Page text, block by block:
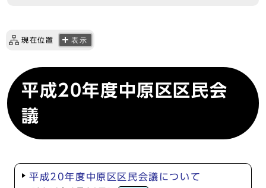
現在位置 表示
平成20年度中原区区民会
議
平成20年度中原区区民会議について